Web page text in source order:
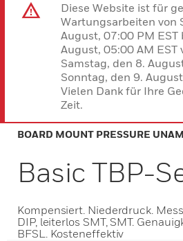
Diese Website ist für
Wartungsarbeiten von
August, 07:00 PM EST
August, 05:00 AM EST
Samstag, den 8.
Sonntag, den 9.
Vielen Dank für Ihre
Zeit.
BOARD MOUNT PRESSURE
Basic TBP-
Kompensiert. Niederdruck.
DIP, leiterlos SMT, SMT.
BFSL. Kosteneffektiv